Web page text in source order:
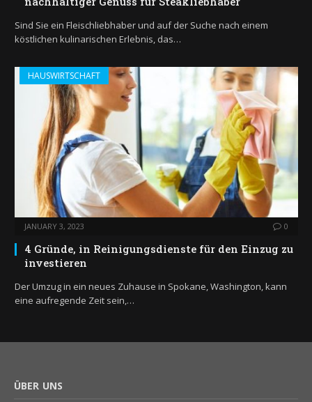
Sind Sie ein Fleischliebhaber und auf der Suche nach einem
köstlichen kulinarischen Erlebnis, das…
HAUSWIRTSCHAFT
JANUARY 3, 2023 0
4 Gründe, in Reinigungsdienste für den Einzug zu
investieren
Der Umzug in ein neues Zuhause in Spokane, Washington, kann
eine aufregende Zeit sein,…
ÜBER UNS